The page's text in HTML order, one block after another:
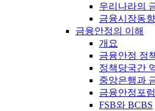
우리나라의
금융시장동향
금융안정의 이해
개요
금융안정 정
정책당국간
중앙은행과
금융안정포럼
FSB와 BCBS